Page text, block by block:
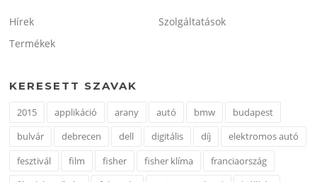
Hírek
Szolgáltatások
Termékek
KERESETT SZAVAK
2015 applikáció arany autó bmw
budapest
bulvár
debrecen dell digitális díj
elektromos autó
fesztivál
film fisher fisher klíma
franciaország